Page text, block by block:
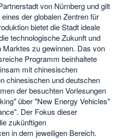
von Nürnberg und gilt
der globalen Zentren für
bietet die Stadt ideale
technologische Zukunft und
zu gewinnen. Das von
Programm beinhaltete
mit chinesischen
chinesischen und deutschen
der besuchten Vorlesungen
über "New Energy Vehicles"
Der Fokus dieser
zukünftigen
in dem jeweiligen Bereich.